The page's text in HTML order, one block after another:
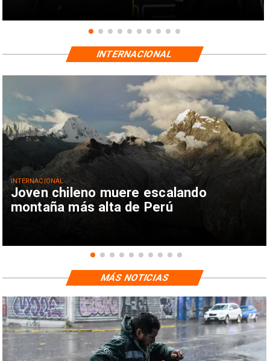
Joven chileno muere escalando
montaña más alta de Perú
INTERNACIONAL
INTERNACIONAL
MÁS NOTICIAS